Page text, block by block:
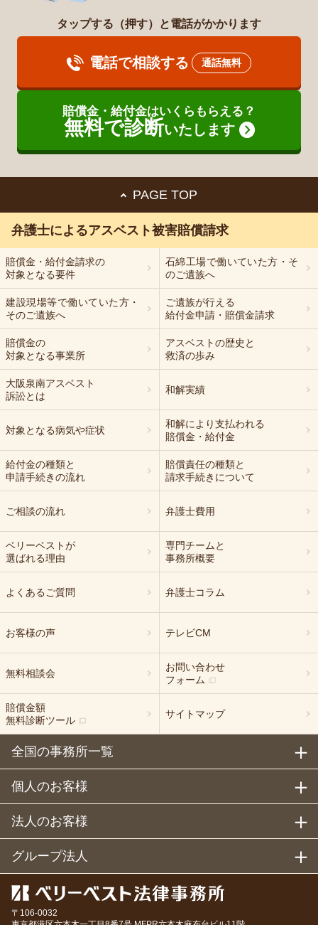
タップする（押す）と電話がかかります
電話で相談する 通話無料
賠償金・給付金はいくらもらえる？
無料で診断いたします
PAGE TOP
弁護士によるアスベスト被害賠償請求
賠償金・給付金請求の
対象となる要件
石綿工場で働いていた方・そ
のご遺族へ
建設現場等で働いていた方・
そのご遺族へ
ご遺族が行える
給付金申請・賠償金請求
賠償金の
対象となる事業所
アスベストの歴史と
救済の歩み
大阪泉南アスベスト
訴訟とは
和解実績
対象となる病気や症状
和解により支払われる
賠償金・給付金
給付金の種類と
申請手続きの流れ
賠償責任の種類と
請求手続きについて
ご相談の流れ 弁護士費用
ベリーベストが
選ばれる理由
専門チームと
事務所概要
よくあるご質問 弁護士コラム
お客様の声 テレビCM
無料相談会
お問い合わせ
フォーム
賠償金額
無料診断ツール
サイトマップ
全国の事務所一覧
個人のお客様
法人のお客様
グループ法人
〒106-0032